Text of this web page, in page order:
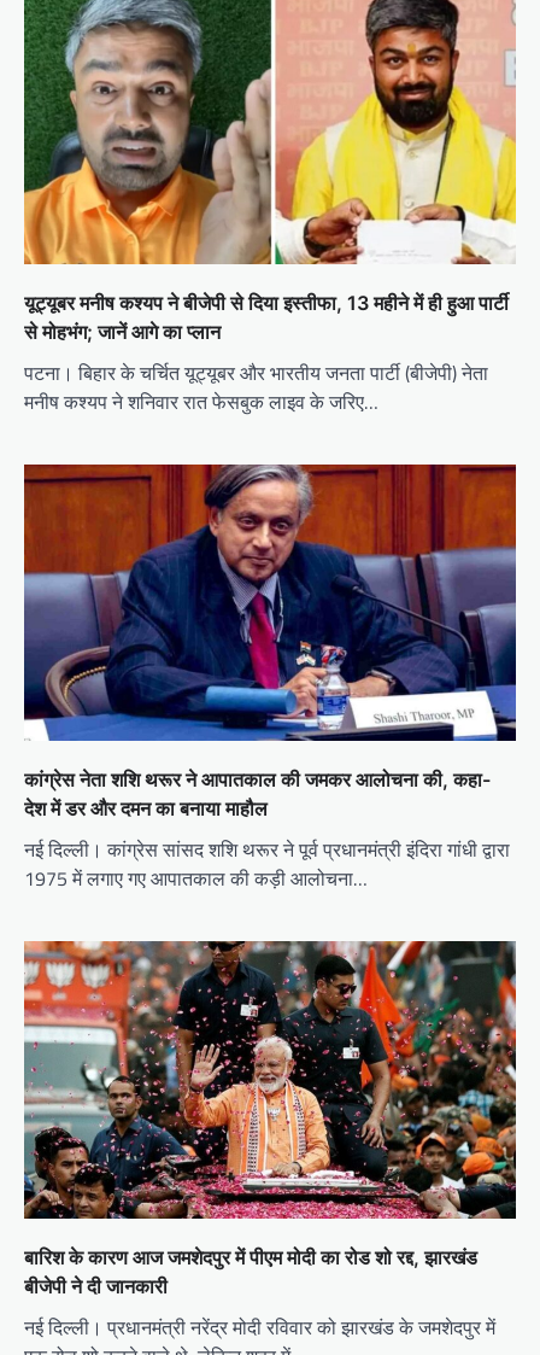
यूट्यूबर मनीष कश्यप ने बीजेपी से दिया इस्तीफा, 13 महीने में ही हुआ पार्टी
से मोहभंग; जानें आगे का प्लान
पटना। बिहार के चर्चित यूट्यूबर और भारतीय जनता पार्टी (बीजेपी) नेता
मनीष कश्यप ने शनिवार रात फेसबुक लाइव के जरिए…
कांग्रेस नेता शशि थरूर ने आपातकाल की जमकर आलोचना की, कहा-
देश में डर और दमन का बनाया माहौल
नई दिल्ली। कांग्रेस सांसद शशि थरूर ने पूर्व प्रधानमंत्री इंदिरा गांधी द्वारा
1975 में लगाए गए आपातकाल की कड़ी आलोचना…
बारिश के कारण आज जमशेदपुर में पीएम मोदी का रोड शो रद्द, झारखंड
बीजेपी ने दी जानकारी
नई दिल्ली। प्रधानमंत्री नरेंद्र मोदी रविवार को झारखंड के जमशेदपुर में